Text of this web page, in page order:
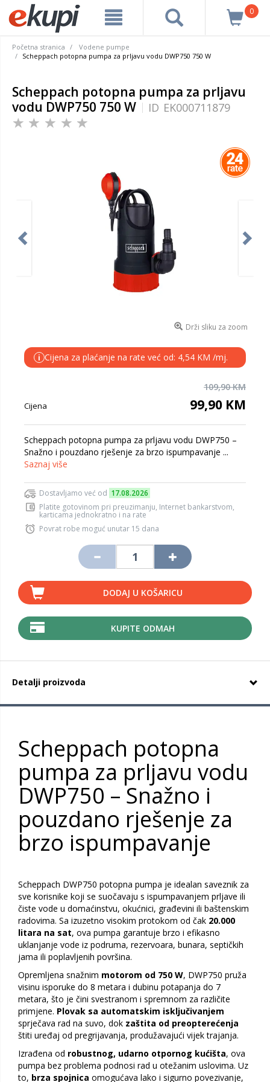
0
Početna stranica
Vodene pumpe
Scheppach potopna pumpa za prljavu vodu DWP750 750 W
Scheppach potopna pumpa za prljavu
vodu DWP750 750 W
ID EK000711879
Drži sliku za zoom
i Cijena za plaćanje na rate već od: 4,54 KM /mj.
109,90 KM
Cijena 99,90 KM
Scheppach potopna pumpa za prljavu vodu DWP750 –
Snažno i pouzdano rješenje za brzo ispumpavanje ...
Saznaj više
Dostavljamo već od 17.08.2026
Platite gotovinom pri preuzimanju, Internet bankarstvom,
karticama jednokratno i na rate
Povrat robe moguć unutar 15 dana
DODAJ U KOŠARICU
KUPITE ODMAH
Detalji proizvoda
Scheppach potopna
pumpa za prljavu vodu
DWP750 – Snažno i
pouzdano rješenje za
brzo ispumpavanje
Scheppach DWP750 potopna pumpa je idealan saveznik za
sve korisnike koji se suočavaju s ispumpavanjem prljave ili
čiste vode u domaćinstvu, okućnici, građevini ili baštenskim
radovima. Sa izuzetno visokim protokom od čak 20.000
litara na sat, ova pumpa garantuje brzo i efikasno
uklanjanje vode iz podruma, rezervoara, bunara, septičkih
jama ili poplavljenih površina.
Opremljena snažnim motorom od 750 W, DWP750 pruža
visinu isporuke do 8 metara i dubinu potapanja do 7
metara, što je čini svestranom i spremnom za različite
primjene. Plovak sa automatskim isključivanjem
sprječava rad na suvo, dok zaštita od preopterećenja
štiti uređaj od pregrijavanja, produžavajući vijek trajanja.
Izrađena od robustnog, udarno otpornog kućišta, ova
pumpa bez problema podnosi rad u otežanim uslovima. Uz
to, brza spojnica omogućava lako i sigurno povezivanje,